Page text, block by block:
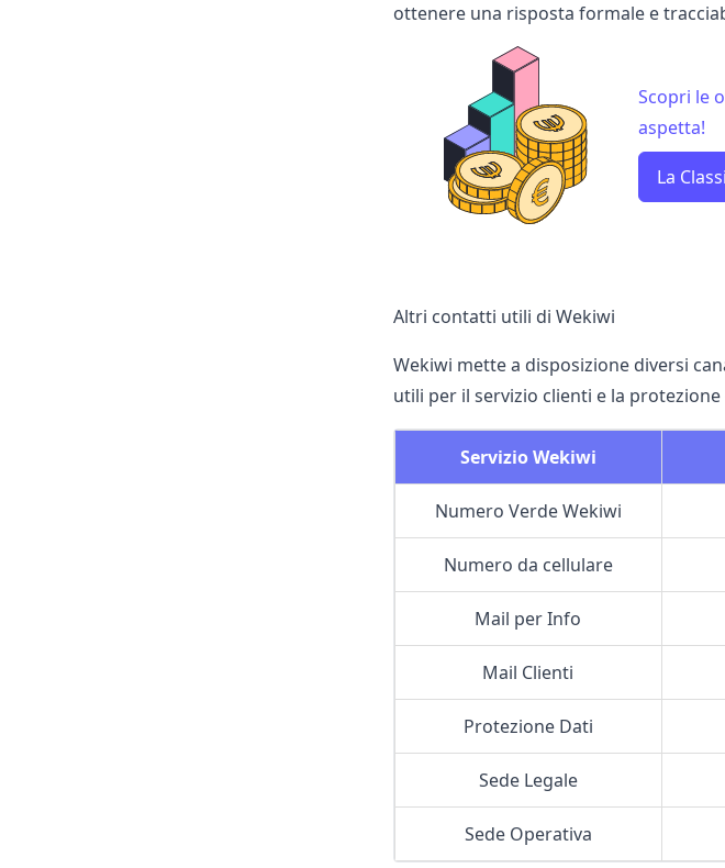
ottenere una risposta formale e
Scopri le
aspetta!
La
Altri contatti utili di Wekiwi
Wekiwi mette a disposizione diversi
utili per il servizio clienti e la protezione
Servizio Wekiwi
Numero Verde Wekiwi
Numero da cellulare
Mail per Info
Mail Clienti
Protezione Dati
Sede Legale
Sede Operativa